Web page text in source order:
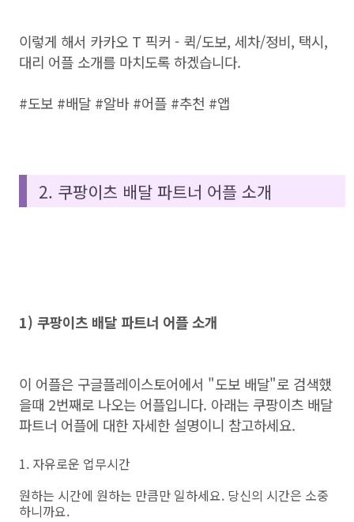
이렇게 해서 카카오 T 픽커 - 퀵/도보, 세차/정비, 택시,
대리 어플 소개를 마치도록 하겠습니다.
#도보 #배달 #알바 #어플 #추천 #앱
2. 쿠팡이츠 배달 파트너 어플 소개
1) 쿠팡이츠 배달 파트너 어플 소개
이 어플은 구글플레이스토어에서 "도보 배달"로 검색했
을때 2번째로 나오는 어플입니다. 아래는 쿠팡이츠 배달
파트너 어플에 대한 자세한 설명이니 참고하세요.
1. 자유로운 업무시간
원하는 시간에 원하는 만큼만 일하세요. 당신의 시간은 소중
하니까요.